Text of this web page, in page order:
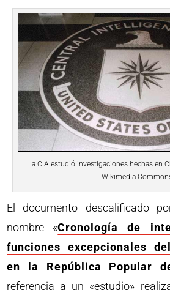
La CIA estudió investigaciones hechas en
Wikimedia
El documento descalificado
nombre «Cronología de
funciones excepcionales
en la República Popular
referencia a un «estudio»